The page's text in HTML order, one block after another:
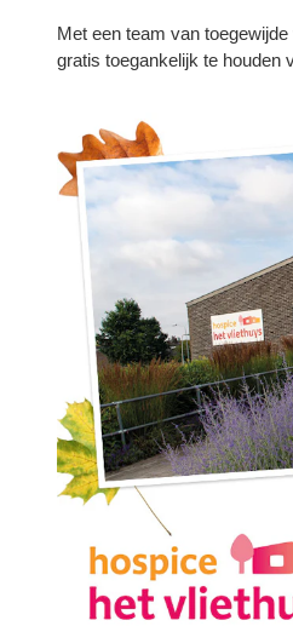
Met een team van
gratis toegankelijk te houden